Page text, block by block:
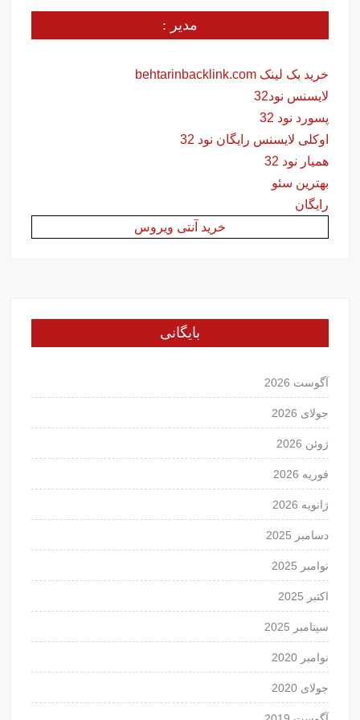
مدیر :
خرید بک لینک behtarinbacklink.com
لایسنس نود32
پسورد نود 32
اوکلی لایسنس رایگان نود 32
همیار نود 32
بهترین سئو
رایگان
خرید آنتی ویروس
بایگانی
آگوست 2026
جولای 2026
ژوئن 2026
فوریه 2026
ژانویه 2026
دسامبر 2025
نوامبر 2025
اکتبر 2025
سپتامبر 2025
نوامبر 2020
جولای 2020